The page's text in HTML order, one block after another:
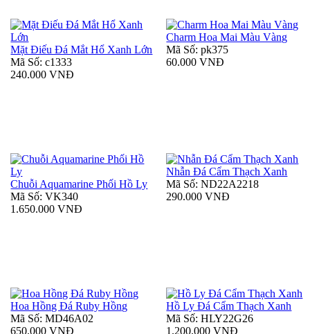
Mặt Điếu Đá Mắt Hổ Xanh Lớn
Mã Số: c1333
240.000 VNĐ
Charm Hoa Mai Màu Vàng
Mã Số: pk375
60.000 VNĐ
Chuỗi Aquamarine Phối Hồ Ly
Mã Số: VK340
1.650.000 VNĐ
Nhẫn Đá Cẩm Thạch Xanh
Mã Số: ND22A2218
290.000 VNĐ
Hoa Hồng Đá Ruby Hồng
Mã Số: MD46A02
650.000 VNĐ
Hồ Ly Đá Cẩm Thạch Xanh
Mã Số: HLY22G26
1.200.000 VNĐ